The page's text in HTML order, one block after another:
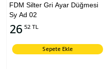
FDM Silter Gri Ayar Düğmesi
Sy Ad 02
26 52 TL
Sepete Ekle